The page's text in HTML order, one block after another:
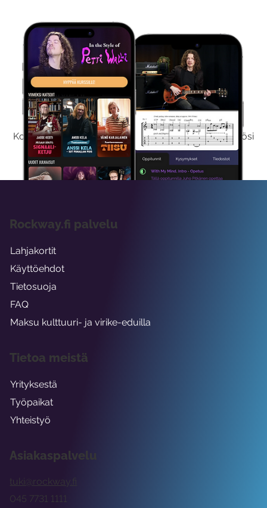
Kokeile Ilmaiseksi
Kokeilemalla ilmaiseksi saat koko sisältömme käyttöösi
viikon ajaksi.
Asiakaspalvelu
tuki@rockway.fi
045 7731 1111
Rockway.fi palvelu
Lahjakortit
Käyttöehdot
Tietosuoja
FAQ
Maksu kulttuuri- ja virike-eduilla
Tietoa meistä
Yrityksestä
Työpaikat
Yhteistyö